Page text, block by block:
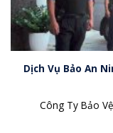
Dịch Vụ Bảo An
Công Ty Bảo